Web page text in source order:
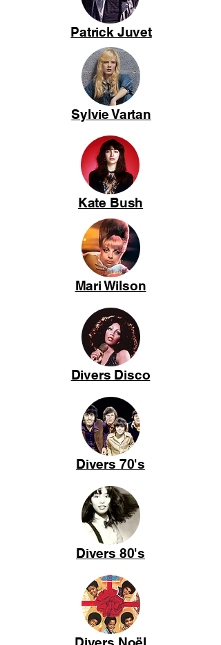
Sylvie Vartan
Patrick Juvet
Kate Bush
Mari Wilson
Divers Disco
Divers 70's
Divers 80's